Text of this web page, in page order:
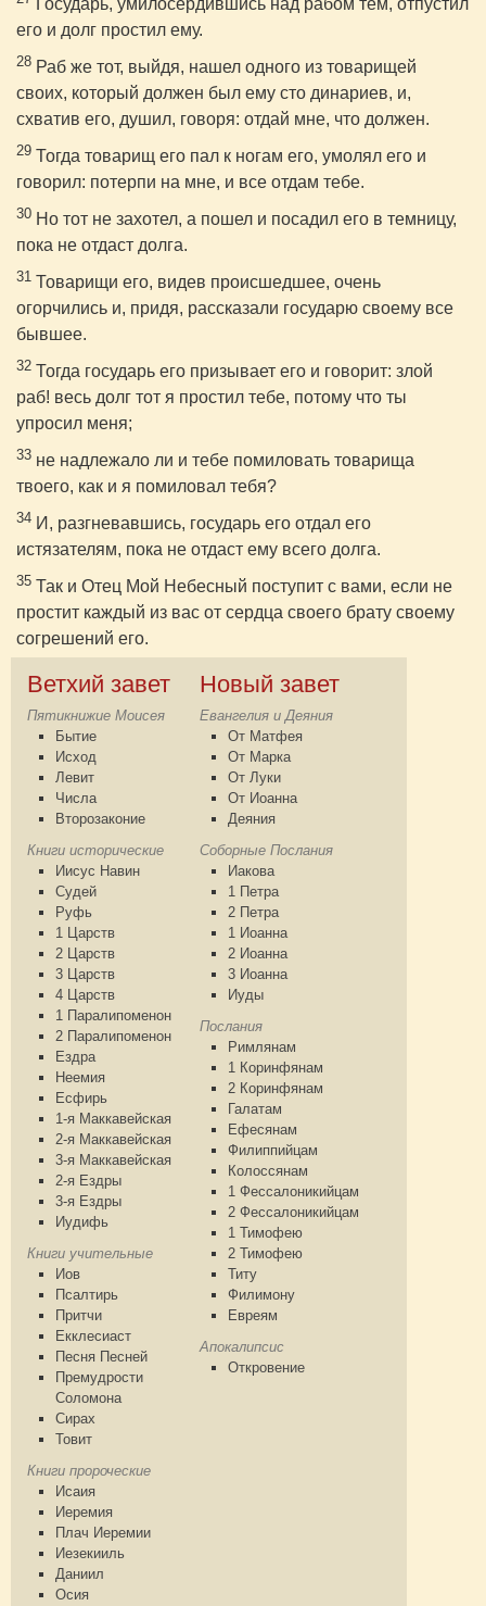
Государь, умилосердившись над рабом тем, отпустил
его и долг простил ему.
28 Раб же тот, выйдя, нашел одного из товарищей
своих, который должен был ему сто динариев, и,
схватив его, душил, говоря: отдай мне, что должен.
29 Тогда товарищ его пал к ногам его, умолял его и
говорил: потерпи на мне, и все отдам тебе.
30 Но тот не захотел, а пошел и посадил его в темницу,
пока не отдаст долга.
31 Товарищи его, видев происшедшее, очень
огорчились и, придя, рассказали государю своему все
бывшее.
32 Тогда государь его призывает его и говорит: злой
раб! весь долг тот я простил тебе, потому что ты
упросил меня;
33 не надлежало ли и тебе помиловать товарища
твоего, как и я помиловал тебя?
34 И, разгневавшись, государь его отдал его
истязателям, пока не отдаст ему всего долга.
35 Так и Отец Мой Небесный поступит с вами, если не
простит каждый из вас от сердца своего брату своему
согрешений его.
Ветхий завет
Пятикнижие Моисея
Бытие
Исход
Левит
Числа
Второзаконие
Книги исторические
Иисус Навин
Судей
Руфь
1 Царств
2 Царств
3 Царств
4 Царств
1 Паралипоменон
2 Паралипоменон
Ездра
Неемия
Есфирь
1-я Маккавейская
2-я Маккавейская
3-я Маккавейская
2-я Ездры
3-я Ездры
Иудифь
Книги учительные
Иов
Псалтирь
Притчи
Екклесиаст
Песня Песней
Премудрости
Соломона
Сирах
Товит
Книги пророческие
Исаия
Иеремия
Плач Иеремии
Иезекииль
Даниил
Осия
Новый завет
Евангелия и Деяния
От Матфея
От Марка
От Луки
От Иоанна
Деяния
Соборные Послания
Иакова
1 Петра
2 Петра
1 Иоанна
2 Иоанна
3 Иоанна
Иуды
Послания
Римлянам
1 Коринфянам
2 Коринфянам
Галатам
Ефесянам
Филиппийцам
Колоссянам
1 Фессалоникийцам
2 Фессалоникийцам
1 Тимофею
2 Тимофею
Титу
Филимону
Евреям
Апокалипсис
Откровение